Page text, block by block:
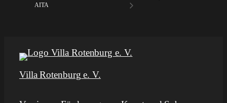
AITA
Villa Rotenburg e. V.